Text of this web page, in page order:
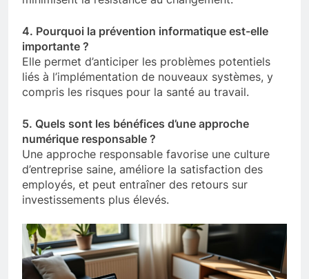
4. Pourquoi la prévention informatique est-elle
importante ?
Elle permet d’anticiper les problèmes potentiels
liés à l’implémentation de nouveaux systèmes, y
compris les risques pour la santé au travail.
5. Quels sont les bénéfices d’une approche
numérique responsable ?
Une approche responsable favorise une culture
d’entreprise saine, améliore la satisfaction des
employés, et peut entraîner des retours sur
investissements plus élevés.